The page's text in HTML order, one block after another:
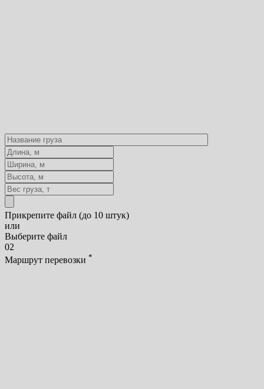
Прикрепите файл (до 10 штук)
или
Выберите файл
02
Маршрут перевозки *